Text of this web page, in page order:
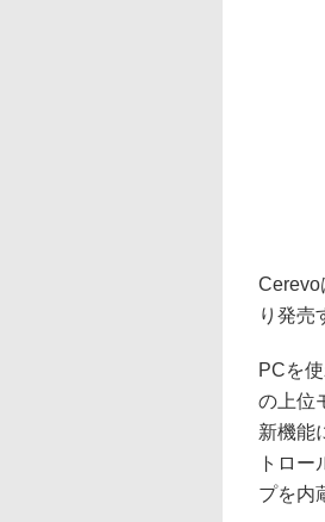
Cerevo
り発売
PCを
の上位
新機能
トロ
プを内